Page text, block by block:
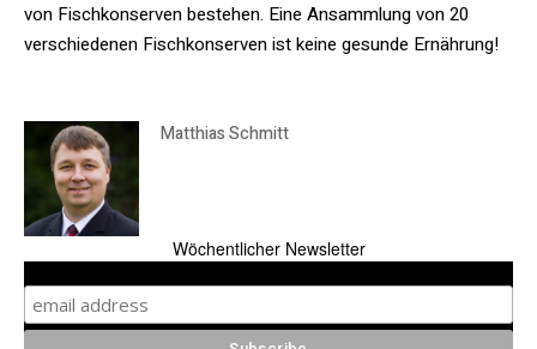
von Fischkonserven bestehen. Eine Ansammlung von 20
verschiedenen Fischkonserven ist keine gesunde Ernährung!
Matthias Schmitt
Wöchentlicher Newsletter